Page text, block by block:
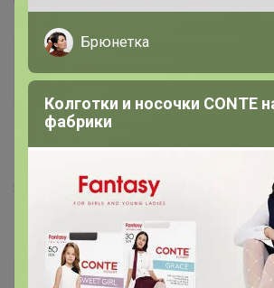
Кандидат в магистры
15 июня, 2024 19:29
Здравствуйте. Я ошиблась с выбором
попутала. Поменяйте мне пож-та на
Бонифаций
Брюнетка
Колготки и носочки CONTE
фабрики